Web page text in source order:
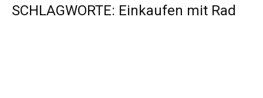
SCHLAGWORTE: Einkaufen mit Rad